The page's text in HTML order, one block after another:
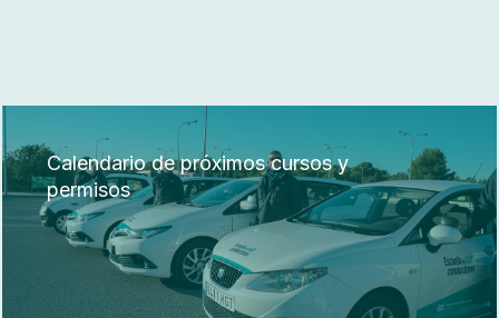
Calendario de próximos cursos y
permisos